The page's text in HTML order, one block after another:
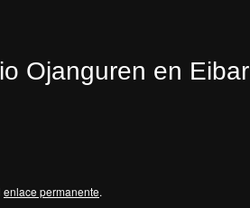
Ojanguren en Eibar
enlace permanente.